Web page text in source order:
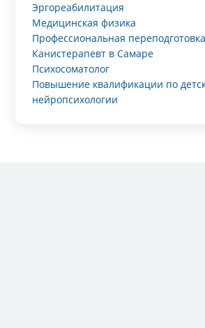
Эргореабилитация
Медицинская физика
Профессиональная
Канистерапевт в Самаре
Психосоматолог
Повышение квалификации по
нейропсихологии